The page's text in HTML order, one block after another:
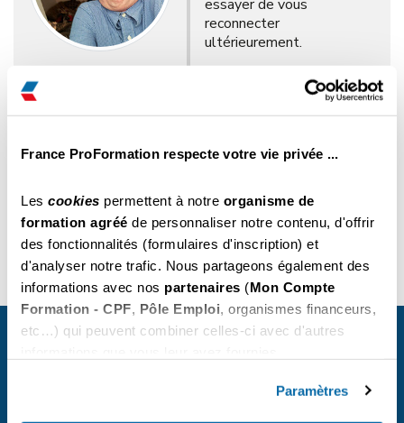
France ProFormation respecte votre vie privée ...
Les cookies permettent à notre organisme de
formation agréé de personnaliser notre contenu, d'offrir
des fonctionnalités (formulaires d'inscription) et
d'analyser notre trafic. Nous partageons également des
informations avec nos partenaires (Mon Compte
Formation - CPF
Pôle Emploi , organismes financeurs,
etc…) qui peuvent combiner celles-ci avec d'autres
Autoriser tous les cookies", vous
Paramètres
essayer de vous
reconnecter
ultérieurement.
L'Équipe Technique de
Retour
France Proformation
Espace Coralia, 424 Rue de Lisbonne, Bâtiment A